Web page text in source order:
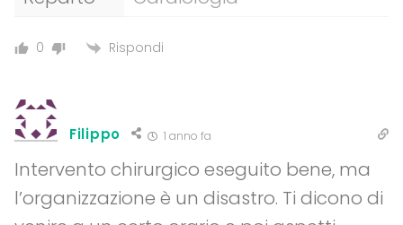
0 Rispondi
Filippo 1 anno fa
Intervento chirurgico eseguito bene, ma
l’organizzazione è un disastro. Ti dicono di